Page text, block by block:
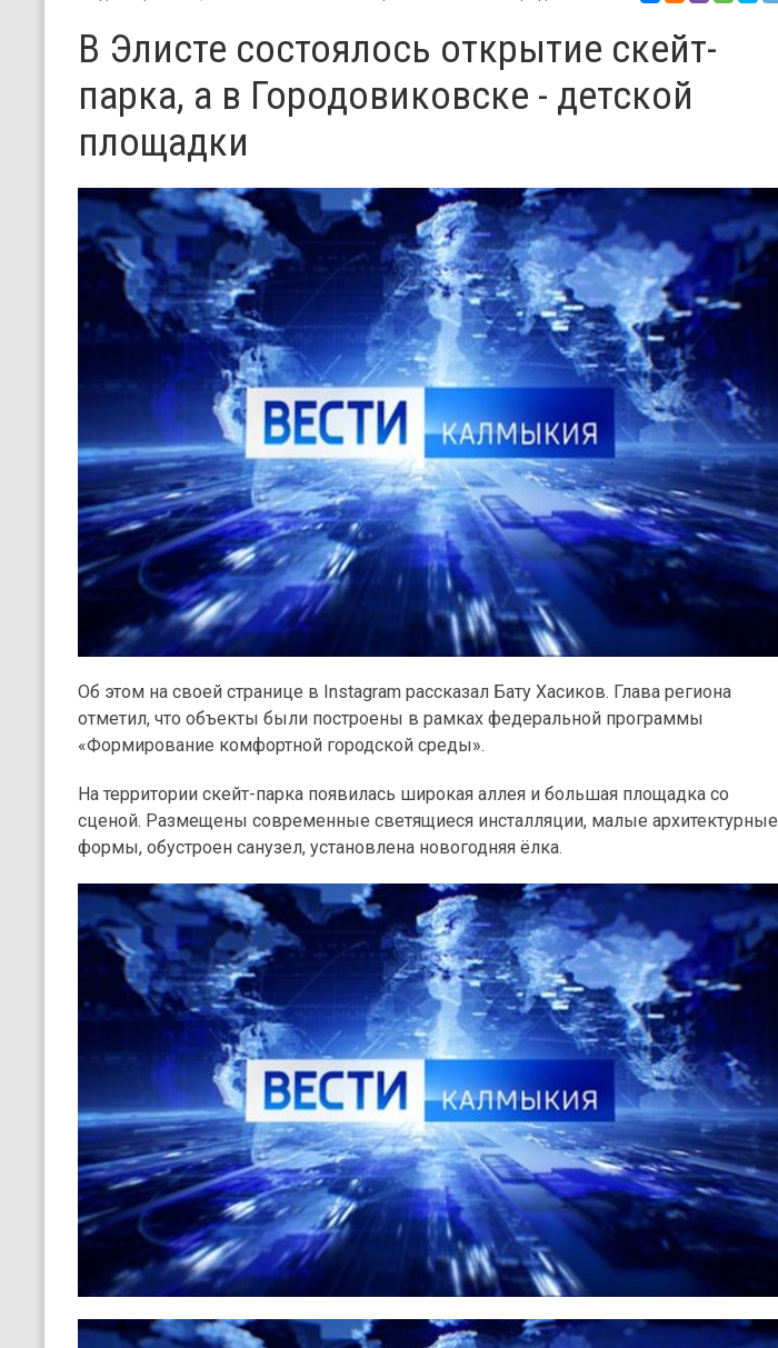
В Элисте состоялось открытие скейт-
парка, а в Городовиковске - детской
площадки
Об этом на своей странице в Instagram рассказал Бату Хасиков. Глава региона
отметил, что объекты были построены в рамках федеральной программы
«Формирование комфортной городской среды».
На территории скейт-парка появилась широкая аллея и большая площадка со
сценой. Размещены современные светящиеся инсталляции, малые архитектурные
формы, обустроен санузел, установлена новогодняя ёлка.